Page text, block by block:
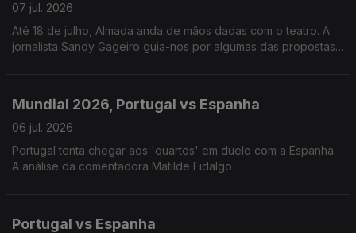
07 jul. 2026
Até 18 de julho, Almada anda de mãos dadas com o teatro. A
jornalista Sandy Gageiro guia-nos por algumas das propostas
Mundial 2026, Portugal vs Espanha
06 jul. 2026
Portugal tenta chegar aos 'quartos' em duelo com a Espanha.
A análise da comentadora Matilde Fidalgo
Portugal vs Espanha